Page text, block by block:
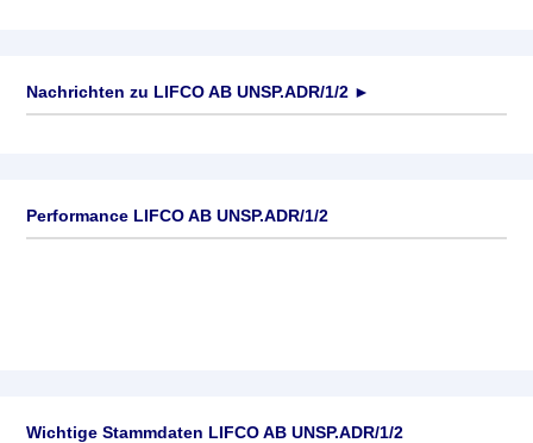
Nachrichten zu LIFCO AB UNSP.ADR/1/2 ►
Performance LIFCO AB UNSP.ADR/1/2
Wichtige Stammdaten LIFCO AB UNSP.ADR/1/2